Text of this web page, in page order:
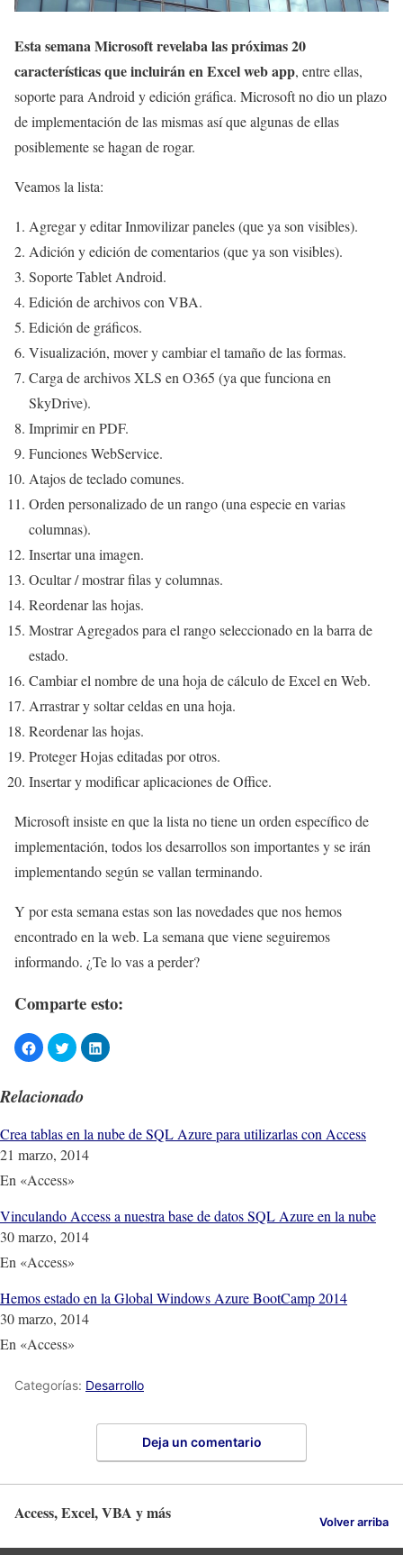
Esta semana Microsoft revelaba las próximas 20
características que incluirán en Excel web app, entre ellas,
soporte para Android y edición gráfica. Microsoft no dio un plazo
de implementación de las mismas así que algunas de ellas
posiblemente se hagan de rogar.
Veamos la lista:
Agregar y editar Inmovilizar paneles (que ya son visibles).
Adición y edición de comentarios (que ya son visibles).
Soporte Tablet Android.
Edición de archivos con VBA.
Edición de gráficos.
Visualización, mover y cambiar el tamaño de las formas.
Carga de archivos XLS en O365 (ya que funciona en
SkyDrive).
Imprimir en PDF.
Funciones WebService.
Atajos de teclado comunes.
Orden personalizado de un rango (una especie en varias
columnas).
Insertar una imagen.
Ocultar / mostrar filas y columnas.
Reordenar las hojas.
Mostrar Agregados para el rango seleccionado en la barra de
estado.
Cambiar el nombre de una hoja de cálculo de Excel en Web.
Arrastrar y soltar celdas en una hoja.
Reordenar las hojas.
Proteger Hojas editadas por otros.
Insertar y modificar aplicaciones de Office.
Microsoft insiste en que la lista no tiene un orden específico de
implementación, todos los desarrollos son importantes y se irán
implementando según se vallan terminando.
Y por esta semana estas son las novedades que nos hemos
encontrado en la web. La semana que viene seguiremos
informando. ¿Te lo vas a perder?
Comparte esto:
Relacionado
Crea tablas en la nube de SQL Azure para utilizarlas con Access
21 marzo, 2014
En «Access»
Vinculando Access a nuestra base de datos SQL Azure en la nube
30 marzo, 2014
En «Access»
Hemos estado en la Global Windows Azure BootCamp 2014
30 marzo, 2014
En «Access»
Categorías: Desarrollo
Deja un comentario
Access, Excel, VBA y más Volver arriba